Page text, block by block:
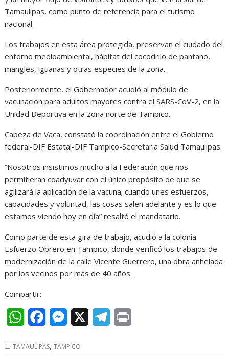
Tamaulipas, como punto de referencia para el turismo
nacional.
Los trabajos en esta área protegida, preservan el cuidado del
entorno medioambiental, hábitat del cocodrilo de pantano,
mangles, iguanas y otras especies de la zona.
Posteriormente, el Gobernador acudió al módulo de
vacunación para adultos mayores contra el SARS-CoV-2, en la
Unidad Deportiva en la zona norte de Tampico.
Cabeza de Vaca, constató la coordinación entre el Gobierno
federal-DIF Estatal-DIF Tampico-Secretaria Salud Tamaulipas.
“Nosotros insistimos mucho a la Federación que nos
permitieran coadyuvar con el único propósito de que se
agilizará la aplicación de la vacuna; cuando unes esfuerzos,
capacidades y voluntad, las cosas salen adelante y es lo que
estamos viendo hoy en día” resaltó el mandatario.
Como parte de esta gira de trabajo, acudió a la colonia
Esfuerzo Obrero en Tampico, donde verificó los trabajos de
modernización de la calle Vicente Guerrero, una obra anhelada
por los vecinos por más de 40 años.
Compartir:
W
a
c
M
s
TAMAULIPAS,TAMPICO